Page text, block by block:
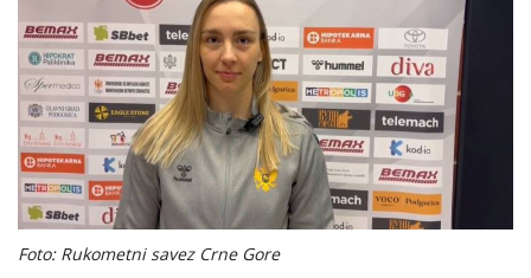
Foto: Rukometni savez Crne Gore